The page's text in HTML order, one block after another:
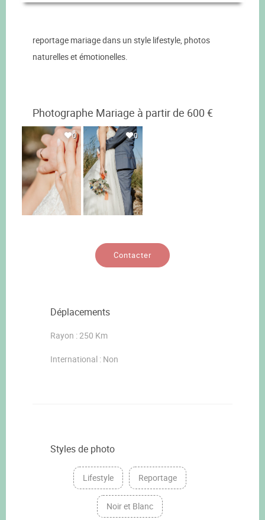
reportage mariage dans un style lifestyle, photos
naturelles et émotionelles.
Photographe Mariage à partir de 600 €
0 0
Contacter
Déplacements
Rayon : 250 Km
International : Non
Styles de photo
Lifestyle Reportage
Noir et Blanc